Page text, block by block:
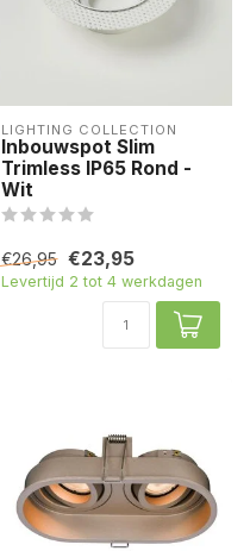
LIGHTING COLLECTION
Inbouwspot Slim
Trimless IP65 Rond -
Wit
€26,95 €23,95
Levertijd 2 tot 4 werkdagen